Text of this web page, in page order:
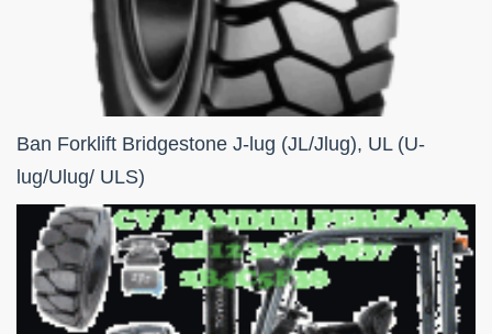
Ban Forklift Bridgestone J-lug (JL/Jlug), UL (U-
lug/Ulug/ ULS)